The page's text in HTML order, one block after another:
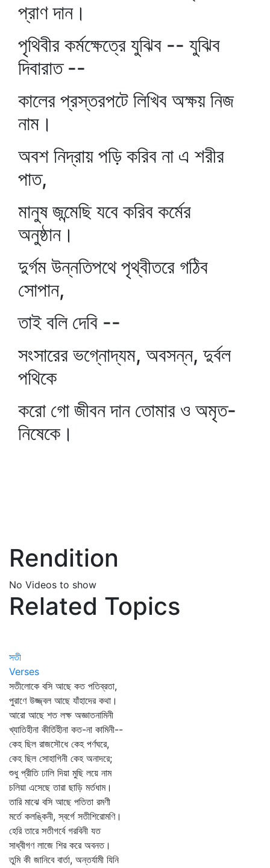
প্রাণ দান।
পৃথিবীর কর্মক্ষেত্রে যুঝিব -- যুঝিব
দিবারাত --
কালের প্রস্তরপটে লিখিব অক্ষয় নিজ
নাম।
অবশ নিদ্রায় পড়ি করিব না এ শরীর
পাত,
মানুষ জন্মেছি যবে করিব কর্মের
অনুষ্ঠান।
দুর্গম উন্নতিপথে পৃথ্বীতরে গঠিব
সোপান,
তাই বলি দেবি --
সংসারের ভগ্নোদ্যম, অবসন্ন, দুর্বল
পথিকে
করো গো জীবন দান তোমার ও অমৃত-
নিষেকে।
Rendition
No Videos to show
Related Topics
সতী
Verses
সতীলোকে বসি আছে কত পতিব্রতা,
পুরাণে উজ্জ্বল আছে যাঁহাদের কথা।
আরো আছে শত লক্ষ অজ্ঞাতনামিনী
খ্যাতিহীনা কীর্তিহীনা কত-না কামিনী--
কেহ ছিল রাজসৌধে কেহ পর্ণঘরে,
কেহ ছিল সোহাগিনী কেহ অনাদরে;
শুধু প্রীতি ঢালি দিয়া মুছি লয়ে নাম
চলিয়া এসেছে তারা ছাড়ি মর্তধাম।
তারি মাঝে বসি আছে পতিতা রমণী
মর্তে কলঙ্কিনী, স্বর্গে সতীশিরোমণি।
হেরি তারে সতীগর্বে গরবিনী যত
সাধ্বীগণ লাজে শির করে অবনত।
তুমি কী জানিবে বার্তা, অন্তর্যামী যিনি